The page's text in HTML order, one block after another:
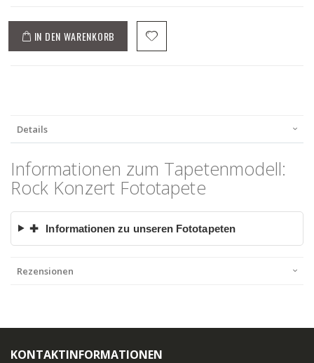
IN DEN WARENKORB
Details
Informationen zum Tapetenmodell:
Rock Konzert Fototapete
✚ Informationen zu unseren Fototapeten
Rezensionen
KONTAKTINFORMATIONEN